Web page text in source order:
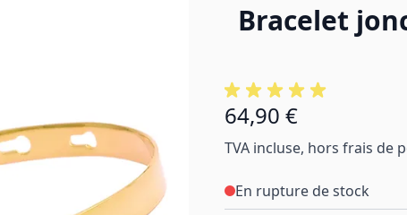
Bracelet
64,90 €
TVA incluse, hors frais de
En rupture de stock